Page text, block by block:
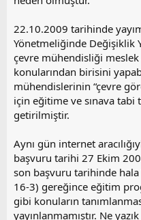
22.10.2009 tarihinde
Yönetmeliğinde Değişiklik
çevre mühendisliği meslek
konularından birisini
mühendislerinin “çevre
için eğitime ve sınava
getirilmiştir.
Aynı gün internet
başvuru tarihi 27 Ekim
son başvuru tarihinde
16-3) gereğince eğitim
gibi konuların
yayınlanmamıştır. Ne